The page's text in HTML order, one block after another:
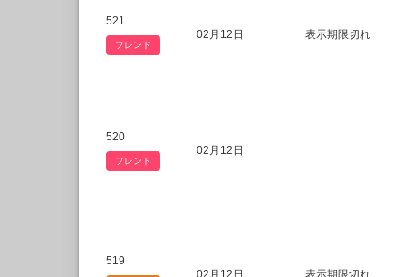
521
フレンド
02月12日 表示期限切れ
520
フレンド
02月12日
519
02月12日 表示期限切れ